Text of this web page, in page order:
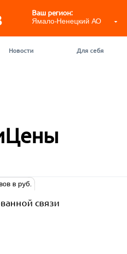
Ваш регион:
Ямало-Ненецкий АО
Новости Для себя
в руб.
связи